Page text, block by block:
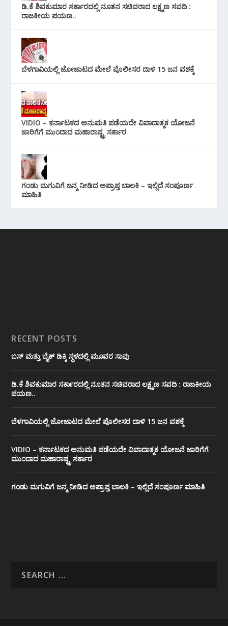
ಡಿ.ಕೆ ಶಿವಕುಮಾರ ಸರ್ಕಾರದಲ್ಲಿ ನೂತನ ಸಚಿವರಾದ ಲಕ್ಷ್ಮಣ ಸವದಿ :
ರಾಜಕೀಯ ಪಯಣ..
ಬೆಳಗಾವಿಯಲ್ಲಿ ಜೋಜಾಟದ ಮೇಲೆ ಪೊಲೀಸರ ದಾಳಿ 15 ಜನ ವಶಕ್ಕೆ
VIDIO – ಕರ್ನಾಟಕದ ಅನುಮತಿ ಪಡೆಯದೇ ವಿವಾದಾತ್ಮಕ ಯೋಜನೆ
ಜಾರಿಗೆಗೆ ಮುಂದಾದ ಮಹಾರಾಷ್ಟ್ರ ಸರ್ಕಾರ
ಗಂಡು ಮಗುವಿಗೆ ಜನ್ಮ ನೀಡಿದ ಅಪ್ರಾಪ್ತ ಬಾಲಕಿ – ಇಲ್ಲಿದೆ ಸಂಪೂರ್ಣ
ಮಾಹಿತಿ
RECENT POSTS
ಬಸ್ ಮತ್ತು ಬೈಕ್ ಡಿಕ್ಕಿ ಸ್ಥಳದಲ್ಲಿ ಮೂವರ ಸಾವು
ಡಿ.ಕೆ ಶಿವಕುಮಾರ ಸರ್ಕಾರದಲ್ಲಿ ನೂತನ ಸಚಿವರಾದ ಲಕ್ಷ್ಮಣ ಸವದಿ : ರಾಜಕೀಯ
ಪಯಣ..
ಬೆಳಗಾವಿಯಲ್ಲಿ ಜೋಜಾಟದ ಮೇಲೆ ಪೊಲೀಸರ ದಾಳಿ 15 ಜನ ವಶಕ್ಕೆ
VIDIO – ಕರ್ನಾಟಕದ ಅನುಮತಿ ಪಡೆಯದೇ ವಿವಾದಾತ್ಮಕ ಯೋಜನೆ ಜಾರಿಗೆಗೆ
ಮುಂದಾದ ಮಹಾರಾಷ್ಟ್ರ ಸರ್ಕಾರ
ಗಂಡು ಮಗುವಿಗೆ ಜನ್ಮ ನೀಡಿದ ಅಪ್ರಾಪ್ತ ಬಾಲಕಿ – ಇಲ್ಲಿದೆ ಸಂಪೂರ್ಣ ಮಾಹಿತಿ